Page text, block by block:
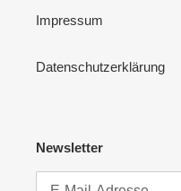
Impressum
Datenschutzerklärung
Newsletter